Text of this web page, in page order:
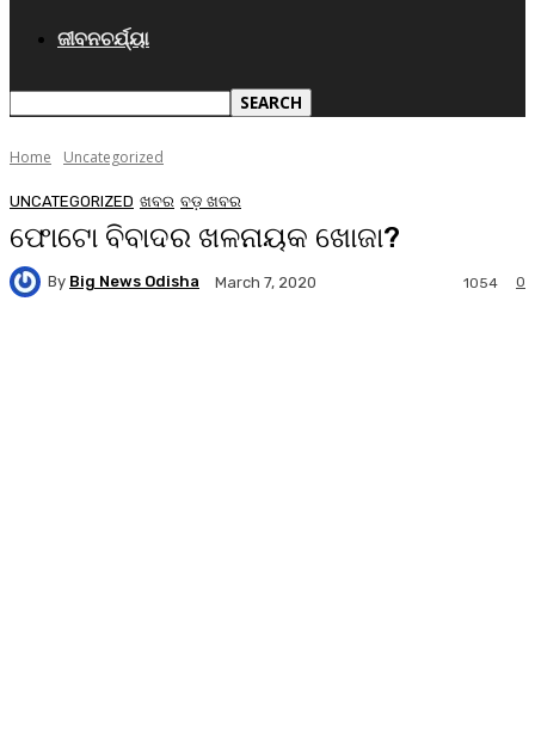
ଜୀବନଚର୍ଯ୍ୟା
Home Uncategorized
UNCATEGORIZED ଖବର ବଡ଼ ଖବର
ଫୋଟୋ ବିବାଦର ଖଳନାୟକ ଖୋଜା?
By Big News Odisha March 7, 2020 0
1054